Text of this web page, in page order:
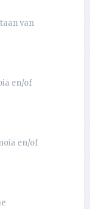
van
en/of
en/of